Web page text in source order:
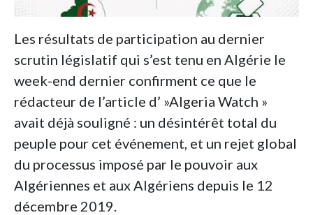
Les résultats de participation au dernier
scrutin législatif qui s’est tenu en Algérie le
week-end dernier confirment ce que le
rédacteur de l’article d’ »Algeria Watch »
avait déjà souligné : un désintérêt total du
peuple pour cet événement, et un rejet global
du processus imposé par le pouvoir aux
Algériennes et aux Algériens depuis le 12
décembre 2019.